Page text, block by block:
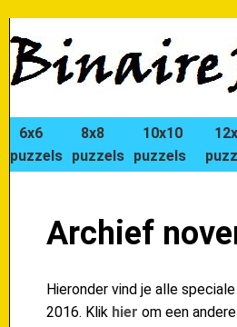
6x6
puzzels
8x8
puzzels
10x10
puzzels
Archief
Hieronder vind je alle
2016. Klik hier om een